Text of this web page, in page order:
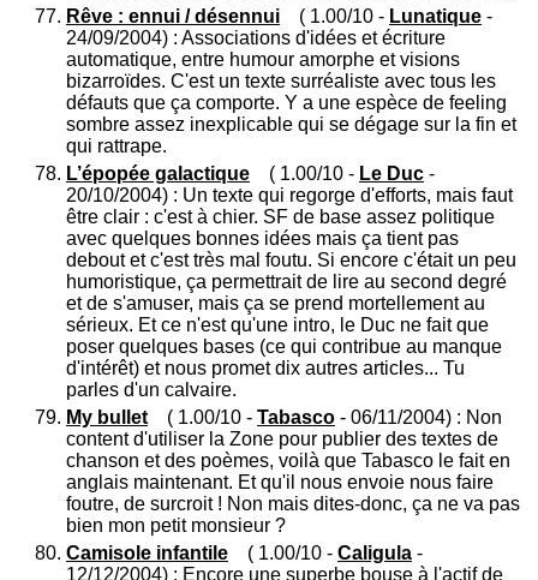
Rêve : ennui / désennui ( 1.00/10 - Lunatique -
24/09/2004) : Associations d'idées et écriture
automatique, entre humour amorphe et visions
bizarroïdes. C'est un texte surréaliste avec tous les
défauts que ça comporte. Y a une espèce de feeling
sombre assez inexplicable qui se dégage sur la fin et
qui rattrape.
L’épopée galactique ( 1.00/10 - Le Duc -
20/10/2004) : Un texte qui regorge d'efforts, mais faut
être clair : c'est à chier. SF de base assez politique
avec quelques bonnes idées mais ça tient pas
debout et c'est très mal foutu. Si encore c'était un peu
humoristique, ça permettrait de lire au second degré
et de s'amuser, mais ça se prend mortellement au
sérieux. Et ce n'est qu'une intro, le Duc ne fait que
poser quelques bases (ce qui contribue au manque
d'intérêt) et nous promet dix autres articles... Tu
parles d'un calvaire.
My bullet ( 1.00/10 - Tabasco - 06/11/2004) : Non
content d'utiliser la Zone pour publier des textes de
chanson et des poèmes, voilà que Tabasco le fait en
anglais maintenant. Et qu'il nous envoie nous faire
foutre, de surcroit ! Non mais dites-donc, ça ne va pas
bien mon petit monsieur ?
Camisole infantile ( 1.00/10 - Caligula -
12/12/2004) : Encore une superbe bouse à l'actif de